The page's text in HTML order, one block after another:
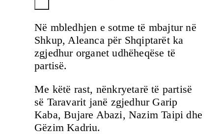
Në mbledhjen e sotme të mbajtur në
Shkup, Aleanca për Shqiptarët ka
zgjedhur organet udhëheqëse të
partisë.
Me këtë rast, nënkryetarë të partisë
së Taravarit janë zgjedhur Garip
Kaba, Bujare Abazi, Nazim Taipi dhe
Gëzim Kadriu.